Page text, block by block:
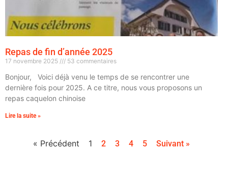
Repas de fin d’année 2025
17 novembre 2025 53 commentaires
Bonjour, Voici déjà venu le temps de se rencontrer une
dernière fois pour 2025. A ce titre, nous vous proposons un
repas caquelon chinoise
Lire la suite »
« Précédent 1 2 3 4 5 Suivant »